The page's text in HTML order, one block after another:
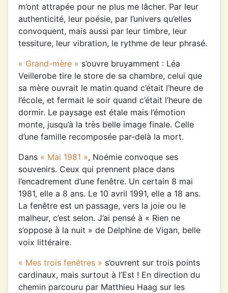
m’ont attrapée pour ne plus me lâcher. Par leur
authenticité, leur poésie, par l’univers qu’elles
convoquent, mais aussi par leur timbre, leur
tessiture, leur vibration, le rythme de leur phrasé.
« Grand-mère » s’ouvre bruyamment : Léa
Veillerobe tire le store de sa chambre, celui que
sa mère ouvrait le matin quand c’était l’heure de
l’école, et fermait le soir quand c’était l’heure de
dormir. Le paysage est étale mais l’émotion
monte, jusqu’à la très belle image finale. Celle
d’une famille recomposée par-delà la mort.
Dans « Mai 1981 », Noémie convoque ses
souvenirs. Ceux qui prennent place dans
l’encadrement d’une fenêtre. Un certain 8 mai
1981, elle a 8 ans. Le 10 avril 1991, elle a 18 ans.
La fenêtre est un passage, vers la joie ou le
malheur, c’est selon. J’ai pensé à « Rien ne
s’oppose à la nuit » de Delphine de Vigan, belle
voix littéraire.
« Mes trois fenêtres » s’ouvrent sur trois points
cardinaux, mais surtout à l’Est ! En direction du
chemin parcouru par Matthieu Haag sur les